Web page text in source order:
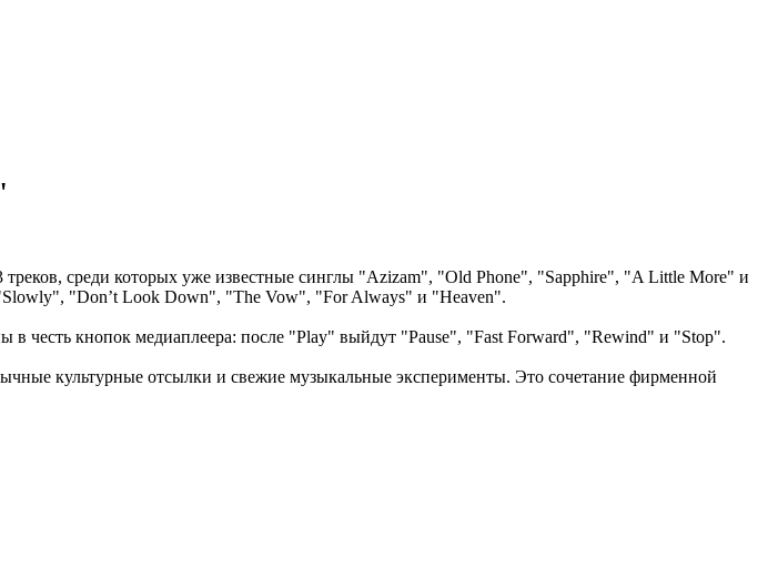
среди которых уже известные синглы "Azizam", "Old Phone", "Sapphire", "A Little More" и
"Don’t Look Down", "The Vow", "For Always" и "Heaven".
честь кнопок медиаплеера: после "Play" выйдут "Pause", "Fast Forward", "Rewind" и "Stop".
культурные отсылки и свежие музыкальные эксперименты. Это сочетание фирменной